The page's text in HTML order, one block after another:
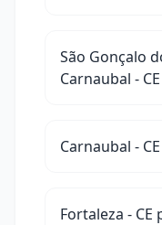
São Gonçalo
Carnaubal - CE
Carnaubal -
Fortaleza - CE